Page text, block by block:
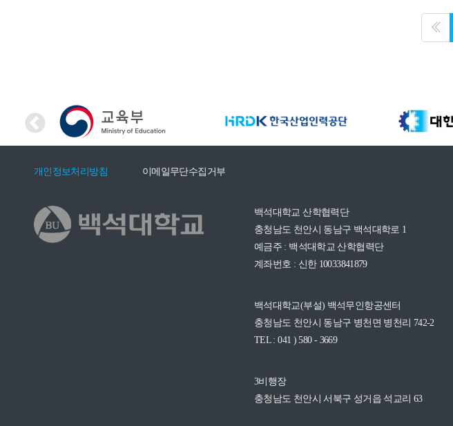
개인정보처리방침 이메일무단수집거부
백석대학교 산학협력단
충청남도 천안시 동남구 백석대학로 1
예금주 : 백석대학교 산학협력단
계좌번호 : 신한 10033841879
백석대학교(부설) 백석무인항공센터
충청남도 천안시 동남구 병천면 병천리 742-2
TEL : 041 ) 580 - 3669
3비행장
충청남도 천안시 서북구 성거읍 석교리 63